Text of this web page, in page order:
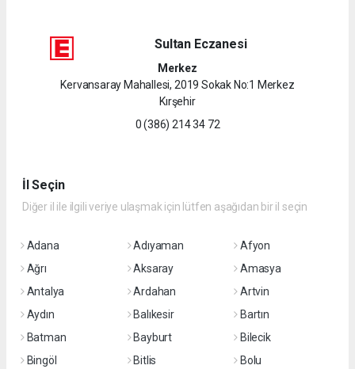
Sultan Eczanesi
Merkez
Kervansaray Mahallesi, 2019 Sokak No:1 Merkez
Kırşehir
0 (386) 214 34 72
İl Seçin
Diğer il ile ilgili veriye ulaşmak için lütfen aşağıdan bir il seçin
Adana Adıyaman
Afyon
Ağrı
Aksaray
Amasya
Antalya
Ardahan
Artvin
Aydın
Balıkesir
Bartın
Batman
Bayburt
Bilecik
Bingöl
Bitlis
Bolu